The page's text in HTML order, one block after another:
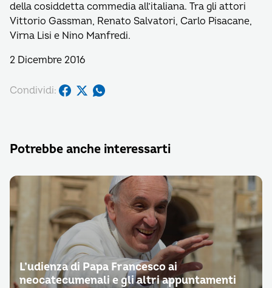
della cosiddetta commedia all’italiana. Tra gli attori
Vittorio Gassman, Renato Salvatori, Carlo Pisacane,
Virna Lisi e Nino Manfredi.
2 Dicembre 2016
Condividi:
Potrebbe anche interessarti
L’udienza di Papa Francesco ai
neocatecumenali e gli altri appuntamenti